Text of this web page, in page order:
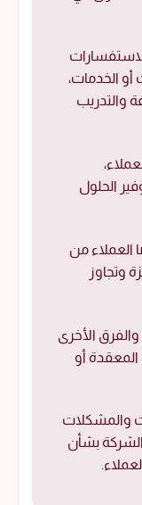
أو الخدمات،
والتدريب
الحلول
العملاء من
وتجاوز
الأخرى
أو
والمشكلات
الشركة بشأن